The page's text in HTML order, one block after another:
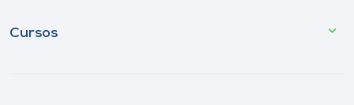
Cursos